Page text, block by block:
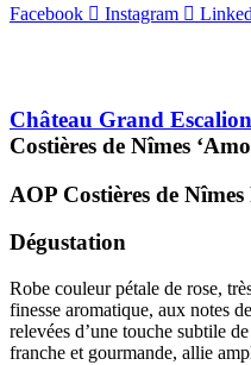
Facebook
Instagram
Château Grand Escalion
Costières de Nîmes
AOP Costières de Nîmes
Dégustation
Robe couleur pétale de rose,
finesse aromatique, aux notes
relevées d’une touche subtile
franche et gourmande, allie